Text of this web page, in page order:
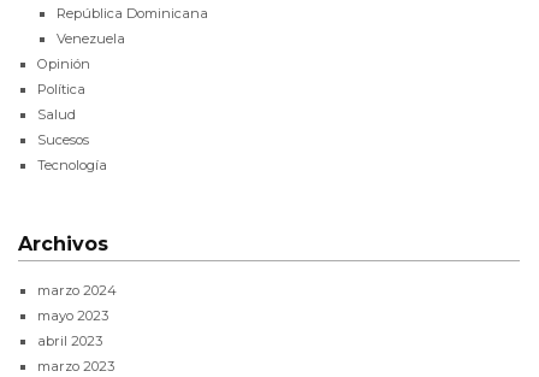
República Dominicana
Venezuela
Opinión
Política
Salud
Sucesos
Tecnología
Archivos
marzo 2024
mayo 2023
abril 2023
marzo 2023